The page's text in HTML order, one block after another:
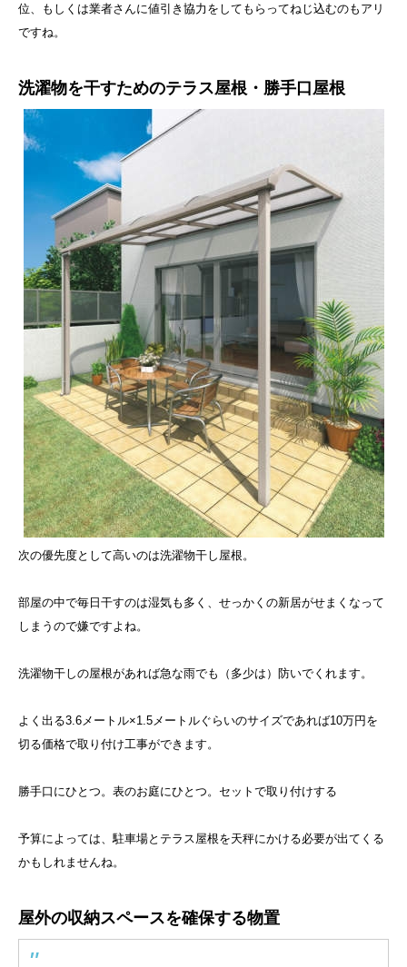
位、もしくは業者さんに値引き協力をしてもらってねじ込むのもアリ
ですね。
洗濯物を干すためのテラス屋根・勝手口屋根
次の優先度として高いのは洗濯物干し屋根。
部屋の中で毎日干すのは湿気も多く、せっかくの新居がせまくなって
しまうので嫌ですよね。
洗濯物干しの屋根があれば急な雨でも（多少は）防いでくれます。
よく出る3.6メートル×1.5メートルぐらいのサイズであれば10万円を
切る価格で取り付け工事ができます。
勝手口にひとつ。表のお庭にひとつ。セットで取り付けする
予算によっては、駐車場とテラス屋根を天秤にかける必要が出てくる
かもしれませんね。
屋外の収納スペースを確保する物置